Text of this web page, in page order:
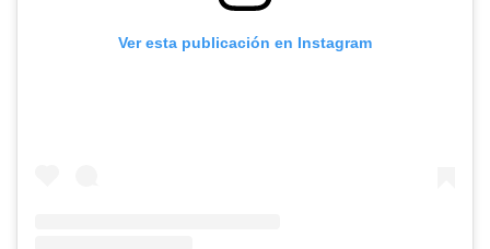
Ver esta publicación en Instagram